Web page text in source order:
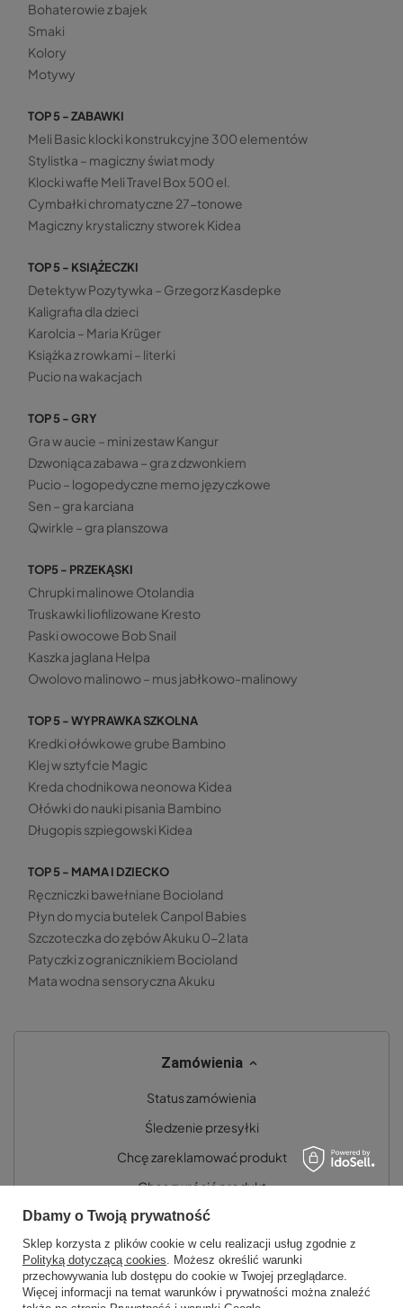
Bohaterowie z bajek
Smaki
Kolory
Motywy
TOP 5 - ZABAWKI
Meli Basic klocki konstrukcyjne 300 elementów
Stylistka – magiczny świat mody
Klocki wafle Meli Travel Box 500 el.
Cymbałki chromatyczne 27-tonowe
Magiczny krystaliczny stworek Kidea
TOP 5 - KSIĄŻECZKI
Detektyw Pozytywka – Grzegorz Kasdepke
Kaligrafia dla dzieci
Karolcia – Maria Krüger
Książka z rowkami – literki
Pucio na wakacjach
TOP 5 - GRY
Gra w aucie – mini zestaw Kangur
Dzwoniąca zabawa – gra z dzwonkiem
Pucio – logopedyczne memo języczkowe
Sen – gra karciana
Qwirkle – gra planszowa
TOP5 - PRZEKĄSKI
Chrupki malinowe Otolandia
Truskawki liofilizowane Kresto
Paski owocowe Bob Snail
Kaszka jaglana Helpa
Owolovo malinowo – mus jabłkowo-malinowy
TOP 5 - WYPRAWKA SZKOLNA
Kredki ołówkowe grube Bambino
Klej w sztyfcie Magic
Kreda chodnikowa neonowa Kidea
Ołówki do nauki pisania Bambino
Długopis szpiegowski Kidea
TOP 5 - MAMA I DZIECKO
Ręczniczki bawełniane Bocioland
Płyn do mycia butelek Canpol Babies
Szczoteczka do zębów Akuku 0-2 lata
Patyczki z ogranicznikiem Bocioland
Mata wodna sensoryczna Akuku
Zamówienia
Status zamówienia
Śledzenie przesyłki
Chcę zareklamować produkt
Chcę zwrócić produkt
Chcę wymienić towar
Kontakt
Dbamy o Twoją prywatność
Sklep korzysta z plików cookie w celu realizacji usług zgodnie z
Polityką dotyczącą cookies. Możesz określić warunki
przechowywania lub dostępu do cookie w Twojej przeglądarce.
Więcej informacji na temat warunków i prywatności można znaleźć